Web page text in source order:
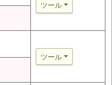
ツール
ツール